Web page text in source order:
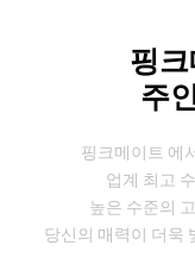
핑
주
핑크메이트 에
업계 최고
높은 수준의
당신의 매력이 더욱